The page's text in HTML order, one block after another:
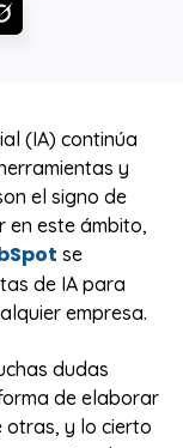
(IA) continúa
y
el signo de
este ámbito,
se
de IA para
empresa.
dudas
de elaborar
otras, y lo cierto